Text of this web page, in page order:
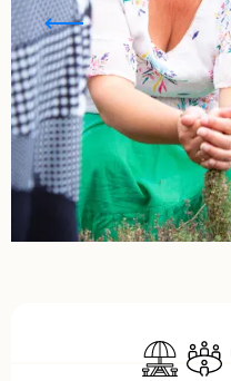
Aire deSalle